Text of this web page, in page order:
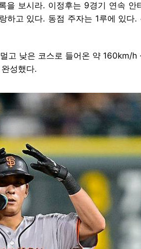
을 보시라. 이정후는 9경기 연속 안
하고 있다. 동점 주자는 1루에 있다.
고 낮은 코스로 들어온 약 160km/h
성했다.